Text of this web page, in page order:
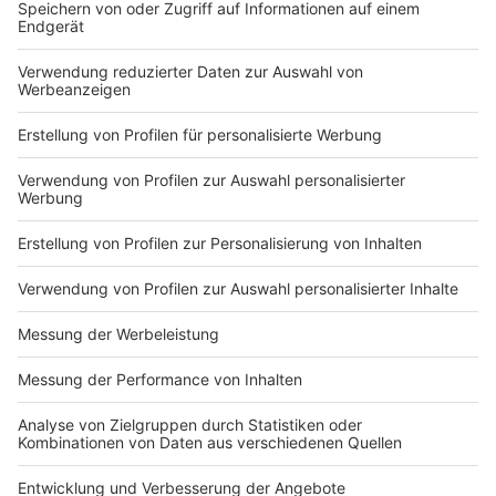
attraktiv, aber nicht komplett verdrängt werden. Wer
sich kostenlos testen lassen möchte, müsste nun
auch den Grund nachweisen. "Es sind Tests
abgerechnet worden, die nicht durchgeführt wurden.
auf die zuschneidet, die ihn brauchen", erklärt
Lauterbach. Er erhofft sich außerdem, dass die Zahl
falsch positiver Ergebnisse damit zurückgehe.
Autor: Thorsten Ortmann
Anzeige